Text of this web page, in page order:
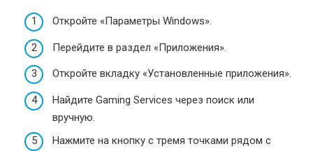
Откройте «Параметры Windows».
Перейдите в раздел «Приложения».
Откройте вкладку «Установленные приложения».
Найдите Gaming Services через поиск или
вручную.
Нажмите на кнопку с тремя точками рядом с